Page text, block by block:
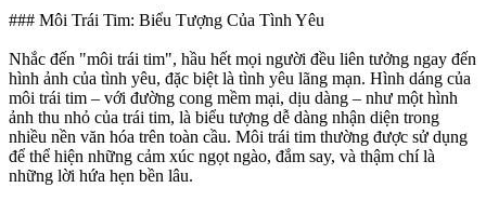
### Môi Trái Tim: Biểu Tượng Của Tình Yêu
Nhắc đến "môi trái tim", hầu hết mọi người đều liên tưởng ngay đến
hình ảnh của tình yêu, đặc biệt là tình yêu lãng mạn. Hình dáng của
môi trái tim – với đường cong mềm mại, dịu dàng – như một hình
ảnh thu nhỏ của trái tim, là biểu tượng dễ dàng nhận diện trong
nhiều nền văn hóa trên toàn cầu. Môi trái tim thường được sử dụng
để thể hiện những cảm xúc ngọt ngào, đắm say, và thậm chí là
những lời hứa hẹn bền lâu.